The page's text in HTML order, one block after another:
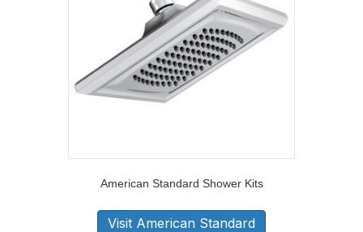
American Standard Shower Kits
Visit American Standard